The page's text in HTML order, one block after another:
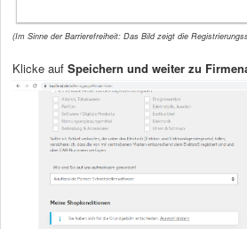
(Im Sinne der Barrierefreiheit: Das Bild zeigt die
Klicke auf Speichern und weiter zu